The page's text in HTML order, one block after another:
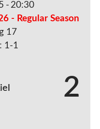
- 20:30
- Regular Season
17
1-1
2